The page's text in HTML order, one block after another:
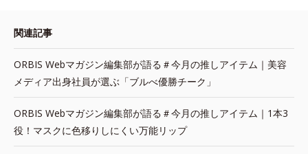
関連記事
ORBIS Webマガジン編集部が語る＃今月の推しアイテム｜美容
メディア出身社員が選ぶ「ブルべ優勝チーク」
ORBIS Webマガジン編集部が語る＃今月の推しアイテム｜1本3
役！マスクに色移りしにくい万能リップ